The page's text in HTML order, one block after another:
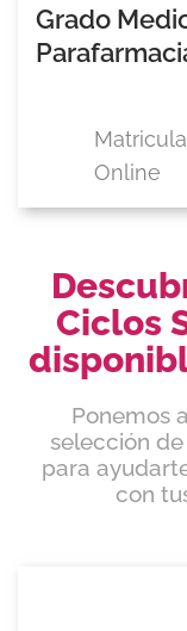
Grado
Online
Ciclos
Ponemos
selección
para
con